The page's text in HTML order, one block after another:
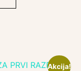
Akcija!